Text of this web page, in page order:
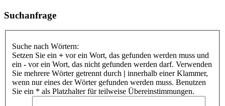
Suchanfrage
Suche nach Wörtern:
Setzen Sie ein + vor ein Wort, das gefunden werden muss und
ein - vor ein Wort, das nicht gefunden werden darf. Verwenden
Sie mehrere Wörter getrennt durch | innerhalb einer Klammer,
wenn nur eines der Wörter gefunden werden muss. Benutzen
Sie ein * als Platzhalter für teilweise Übereinstimmungen.